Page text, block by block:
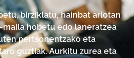
birziklatu, hainbat arlotan
hobetu edo laneratzea
pertsonentzako eta
guztiak. Aurkitu zurea eta